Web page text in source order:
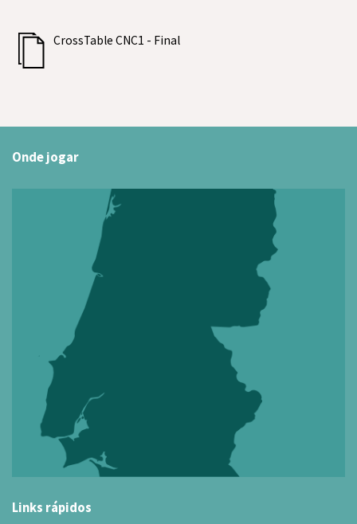
CrossTable CNC1 - Final
Onde jogar
Links rápidos